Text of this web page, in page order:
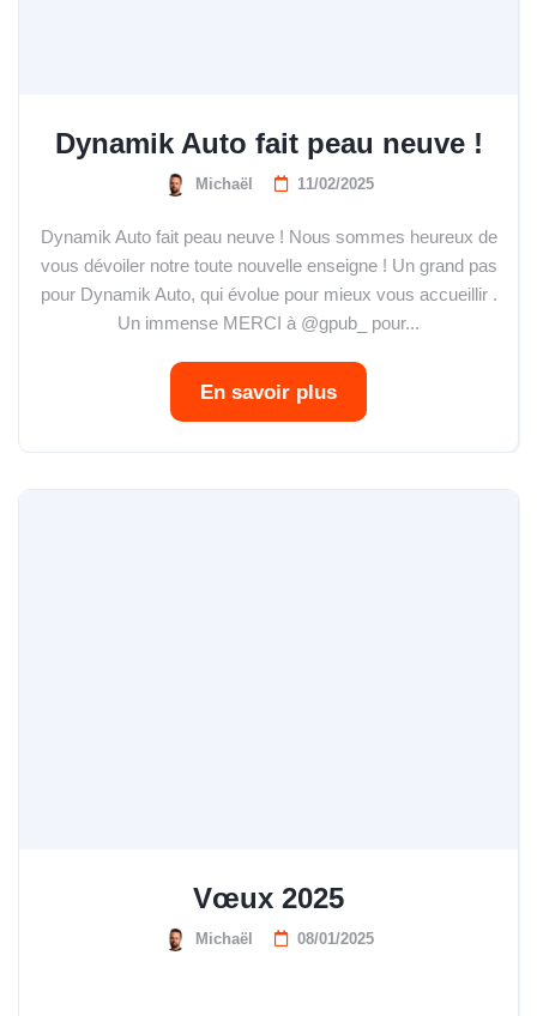
Dynamik Auto fait peau neuve !
Michaël 11/02/2025
Dynamik Auto fait peau neuve ! Nous sommes heureux de
vous dévoiler notre toute nouvelle enseigne ! Un grand pas
pour Dynamik Auto, qui évolue pour mieux vous accueillir .
Un immense MERCI à @gpub_ pour...
En savoir plus
Vœux 2025
Michaël 08/01/2025